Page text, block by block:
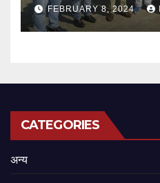
FEBRUARY 8, 2024
CATEGORIES
अन्य